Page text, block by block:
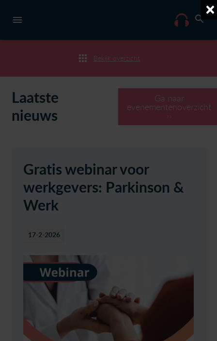
Bekijk overzicht
Laatste
nieuws
Ga naar
evenementenoverzicht
››
Gratis webinar voor
werkgevers: Parkinson &
Werk
17-2-2026